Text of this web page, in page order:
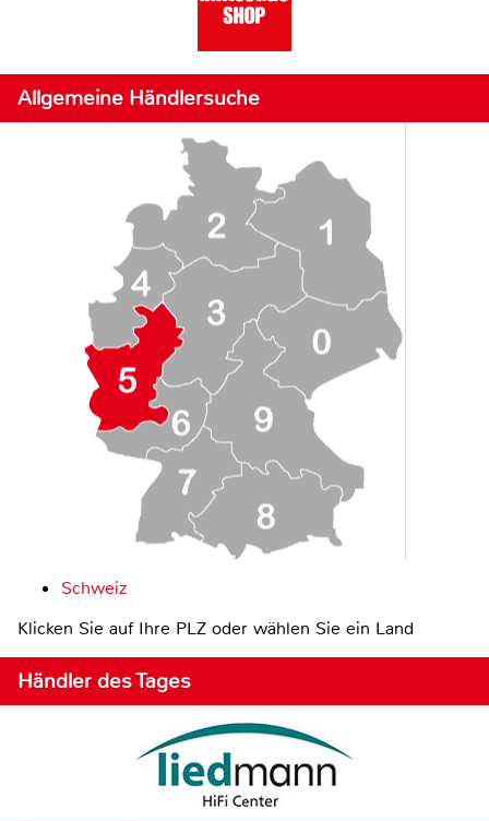
Allgemeine Händlersuche
Schweiz
Klicken Sie auf Ihre PLZ oder wählen Sie ein Land
Händler des Tages